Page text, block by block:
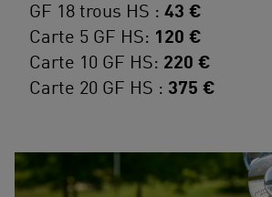
GF 18 trous HS : 43 €
Carte 5 GF HS: 120 €
Carte 10 GF HS: 220 €
Carte 20 GF HS : 375 €